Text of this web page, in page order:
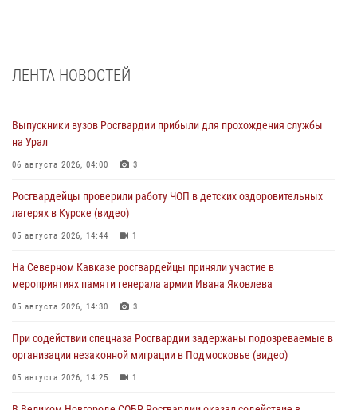
ЛЕНТА НОВОСТЕЙ
Выпускники вузов Росгвардии прибыли для прохождения службы
на Урал
06 августа 2026, 04:00 3
Росгвардейцы проверили работу ЧОП в детских оздоровительных
лагерях в Курске (видео)
05 августа 2026, 14:44 1
На Северном Кавказе росгвардейцы приняли участие в
мероприятиях памяти генерала армии Ивана Яковлева
05 августа 2026, 14:30 3
При содействии спецназа Росгвардии задержаны подозреваемые в
организации незаконной миграции в Подмосковье (видео)
05 августа 2026, 14:25 1